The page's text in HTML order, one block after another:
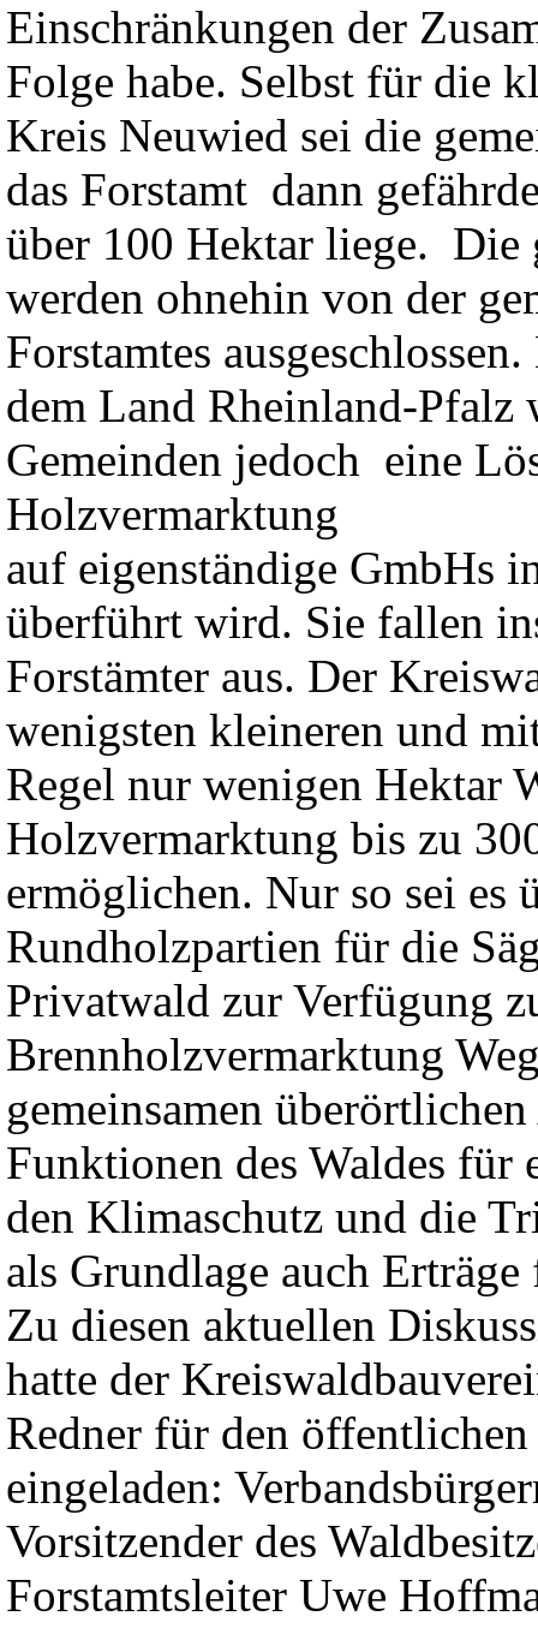
Einschränkungen der
Folge habe. Selbst für die
Kreis Neuwied sei die
das Forstamt dann
über 100 Hektar liege. Die
werden ohnehin von der
Forstamtes
dem Land Rheinland-Pfalz
Gemeinden jedoch eine
Holzvermarktung
auf eigenständige GmbHs
überführt wird. Sie fallen
Forstämter aus. Der
wenigsten kleineren und
Regel nur wenigen Hektar
Holzvermarktung bis zu
ermöglichen. Nur so sei es
Rundholzpartien für die
Privatwald zur Verfügung
Brennholzvermarktung
gemeinsamen
Funktionen des Waldes
den Klimaschutz und die
als Grundlage auch
Zu diesen aktuellen
hatte der
Redner für den
eingeladen:
Vorsitzender des
Forstamtsleiter Uwe